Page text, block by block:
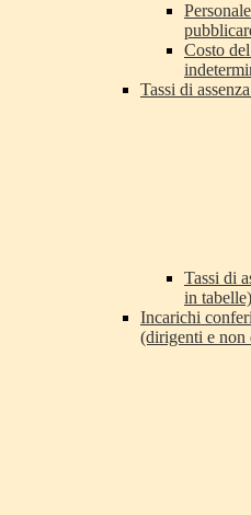
Costo
Tassi di assenza
Tassi di
in tabelle)
Incarichi
(dirigenti e non